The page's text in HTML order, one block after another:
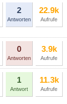
2
Antworten
22.9k
Aufrufe
0
Antworten
3.9k
Aufrufe
1
Antwort
11.3k
Aufrufe